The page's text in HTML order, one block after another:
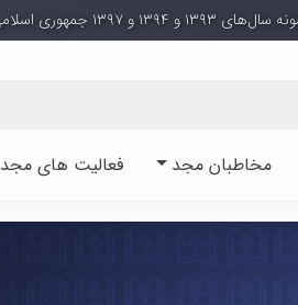
و ۱۳۹۴ و ۱۳۹۷ جمهوری اسلامی ایران
مخاطبان مجد فعالیت های مجد